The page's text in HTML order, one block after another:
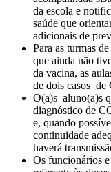
da escola e
saúde que
adicionais de
Para as turmas
que ainda não
da vacina, as
de dois casos de
O(a)s aluno(a)s
diagnóstico de
e, quando
continuidade
haverá
Os funcionários